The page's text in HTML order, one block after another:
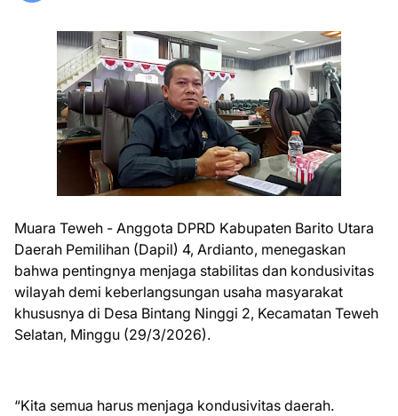
Muara Teweh - Anggota DPRD Kabupaten Barito Utara
Daerah Pemilihan (Dapil) 4, Ardianto, menegaskan
bahwa pentingnya menjaga stabilitas dan kondusivitas
wilayah demi keberlangsungan usaha masyarakat
khususnya di Desa Bintang Ninggi 2, Kecamatan Teweh
Selatan, Minggu (29/3/2026).
“Kita semua harus menjaga kondusivitas daerah.